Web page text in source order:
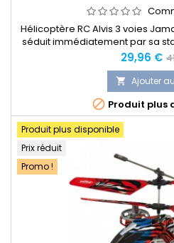
Hélicoptère RC Alvis 3 voies
séduit immédiatement par sa
Prix
29,96 €
 Ajouter
 Produit plus
Produit plus disponible
Prix réduit
Promo !